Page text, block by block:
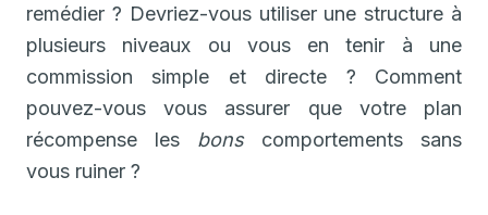
remédier ? Devriez-vous utiliser une structure à
plusieurs niveaux ou vous en tenir à une
commission simple et directe ? Comment
pouvez-vous vous assurer que votre plan
récompense les bonscomportements sans
vous ruiner ?